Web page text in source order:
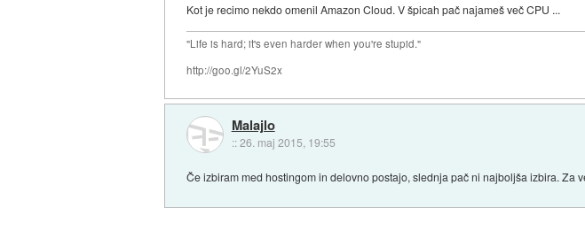
Kot je recimo nekdo omenil Amazon Cloud. V špicah pač najameš več CPU ...
"Life is hard; it's even harder when you're stupid."
http://goo.gl/2YuS2x
Malajlo
::26. maj 2015, 19:55
Če izbiram med hostingom in delovno postajo, slednja pač ni najboljša izbira. Za